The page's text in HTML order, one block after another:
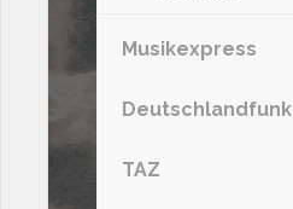
Musikexpress
Deutschlandfunk
TAZ